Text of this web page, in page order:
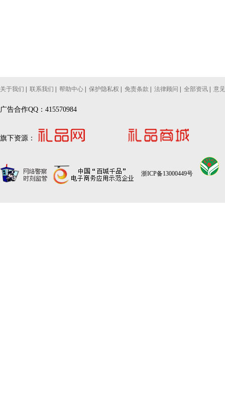
关于我们 联系我们 帮助中心 保护隐私权 免责条款 法律顾问 全部资讯 意
广告合作QQ：415570984
旗下资源：
浙ICP备13000449号